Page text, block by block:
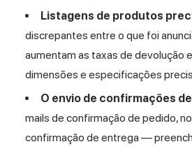
Listagens de produtos
discrepantes entre o que foi
aumentam as taxas de devolução
dimensões e especificações
O envio de confirmações
mails de confirmação de pedido,
confirmação de entrega —